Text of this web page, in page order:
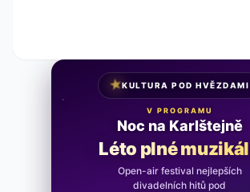
★KULTURA POD HVĚZDAMI
V PROGRAMU
Noc na Karlštejně
Léto plné
Open-air festival nejlepších
divadelních hitů pod